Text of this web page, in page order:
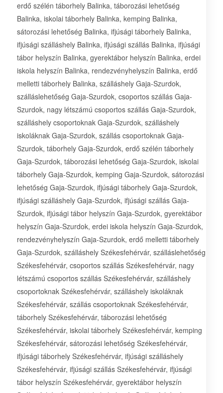
erdő szélén táborhely Balinka, táborozási lehetőség
Balinka, iskolai táborhely Balinka, kemping Balinka,
sátorozási lehetőség Balinka, ifjúsági táborhely Balinka,
ifjúsági szálláshely Balinka, ifjúsági szállás Balinka, ifjúsági
tábor helyszín Balinka, gyerektábor helyszín Balinka, erdei
iskola helyszín Balinka, rendezvényhelyszín Balinka, erdő
melletti táborhely Balinka, szálláshely Gaja-Szurdok,
szálláslehetőség Gaja-Szurdok, csoportos szállás Gaja-
Szurdok, nagy létszámú csoportos szállás Gaja-Szurdok,
szálláshely csoportoknak Gaja-Szurdok, szálláshely
iskoláknak Gaja-Szurdok, szállás csoportoknak Gaja-
Szurdok, táborhely Gaja-Szurdok, erdő szélén táborhely
Gaja-Szurdok, táborozási lehetőség Gaja-Szurdok, iskolai
táborhely Gaja-Szurdok, kemping Gaja-Szurdok, sátorozási
lehetőség Gaja-Szurdok, ifjúsági táborhely Gaja-Szurdok,
ifjúsági szálláshely Gaja-Szurdok, ifjúsági szállás Gaja-
Szurdok, ifjúsági tábor helyszín Gaja-Szurdok, gyerektábor
helyszín Gaja-Szurdok, erdei iskola helyszín Gaja-Szurdok,
rendezvényhelyszín Gaja-Szurdok, erdő melletti táborhely
Gaja-Szurdok, szálláshely Székesfehérvár, szálláslehetőség
Székesfehérvár, csoportos szállás Székesfehérvár, nagy
létszámú csoportos szállás Székesfehérvár, szálláshely
csoportoknak Székesfehérvár, szálláshely iskoláknak
Székesfehérvár, szállás csoportoknak Székesfehérvár,
táborhely Székesfehérvár, táborozási lehetőség
Székesfehérvár, iskolai táborhely Székesfehérvár, kemping
Székesfehérvár, sátorozási lehetőség Székesfehérvár,
ifjúsági táborhely Székesfehérvár, ifjúsági szálláshely
Székesfehérvár, ifjúsági szállás Székesfehérvár, ifjúsági
tábor helyszín Székesfehérvár, gyerektábor helyszín